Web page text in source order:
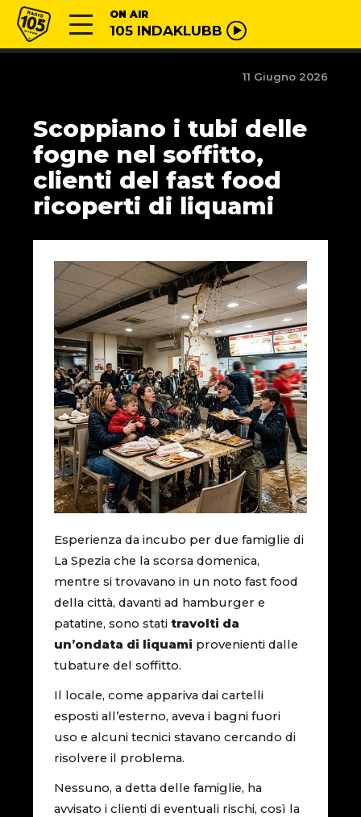
Vai al contenuto
Radio 105 ON AIR
105 INDAKLUBB
11 Giugno 2026
Scoppiano i tubi delle
fogne nel soffitto,
clienti del fast food
ricoperti di liquami
Esperienza da incubo per due famiglie di
La Spezia che la scorsa domenica,
mentre si trovavano in un noto fast food
della città, davanti ad hamburger e
patatine, sono statitravolti da
un’ondata di liquami provenienti dalle
tubature del soffitto.
Il locale, come appariva dai cartelli
esposti all’esterno, aveva i bagni fuori
uso e alcuni tecnici stavano cercando di
risolvere il problema.
Nessuno, a detta delle famiglie, ha
avvisato i clienti di eventuali rischi, così la